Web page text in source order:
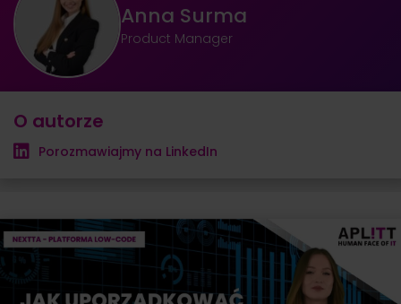
Anna Surma
Product Manager
O autorze
Porozmawiajmy na LinkedIn